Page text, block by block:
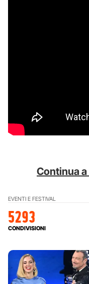
Continua
EVENTI E FESTIVAL
5293
CONDIVISIONI